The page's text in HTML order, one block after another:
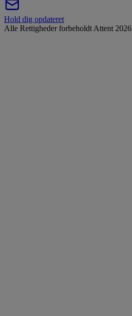
Hold dig opdateret
Alle Rettigheder forbeholdt Attent 2026